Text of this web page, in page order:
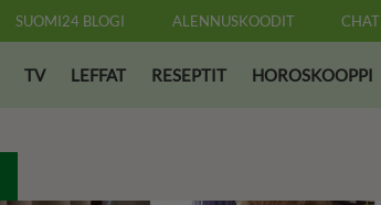
SUOMI24 BLOGI ALENNUSKOODIT CHAT
TV LEFFAT RESEPTIT HOROSKOOPPI